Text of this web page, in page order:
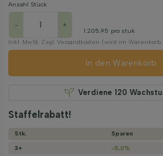
Anzahl Stück
- +
1.205,95 pro stuk
Inkl. MwSt. Zzgl. Versandkosten (wird im
In den Warenkorb
Verdiene 120
Staffelrabatt!
Stk. Sparen
3+
-5,0%